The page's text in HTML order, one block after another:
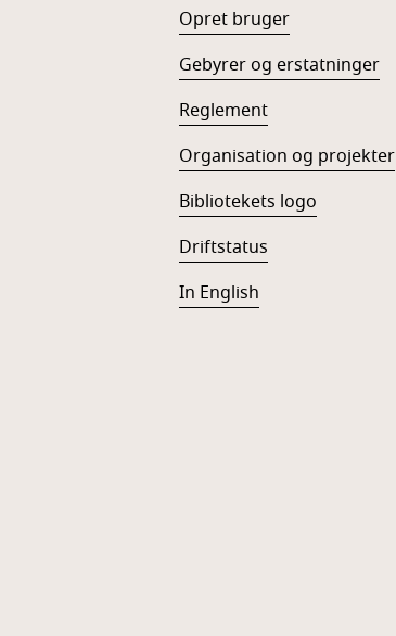
Opret bruger
Gebyrer og erstatninger
Reglement
Organisation og projekter
Bibliotekets logo
Driftstatus
In English